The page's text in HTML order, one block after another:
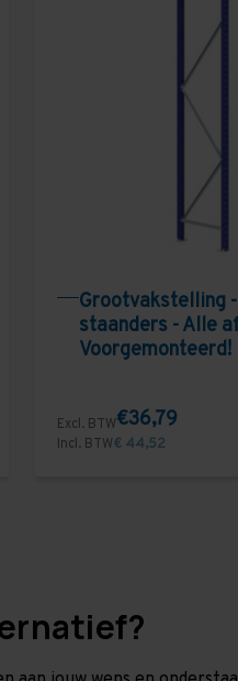
Grootvakstelling
staanders - Alle
Voorgemonteerd!
Excl. BTW€36,79
Incl. BTW€ 44,52